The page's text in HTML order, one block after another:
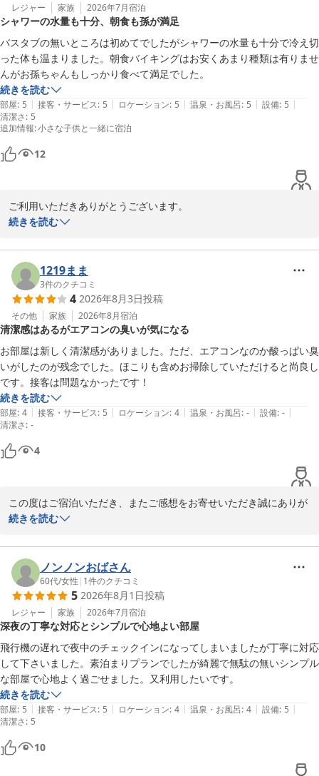
ご不快な思いをお掛けし申し訳ございませんでした。
朝食につきましては、料理の提供状況をこまめに確認し、補充のタ
イミングや量について改善に努めてまいります。
また、シャワールームのカビにつきましても、清掃・点検を徹底
し、快適にお過ごしいただける客室環境の維持に努めてまいりま
す。
貴重なご意見をお寄せいただき、ありがとうございました。
また札幌へお越しの際には、当ホテルをご利用いただけましたら幸
いでございます。
スマイルホテル札幌すすきの南
2026-08-06
レジャー 家族 2026年7月宿泊
シャワーの水量も十分、朝食も孫が満足
バスタブの無いところは初めてでしたがシャワーの水量も十分で冷え切
った体も温まりました。朝食バイキングはお安くあまり種類は有りませ
続きを読む
部屋: 5 | 接客・サービス: 5 | ロケーション: 5 | 温泉・お風呂: 5 | 設備: 5 |
清潔さ: 5
追加情報:小さな子供と一緒に宿泊
12
ご利用いただきありがとうございます。
お孫様もご朝食を楽しんでいただけたようで、何よりです。
今後も皆様に喜んでいただけるサービスを心がけてまいります。
またのご来店をお待ちしております。
スマイルホテル札幌すすきの南
スマイルホテル札幌すすきの南
2026-08-05
続きを読む
1219まま
3件のクチコミ
4 2026年8月3日投稿
その他 家族 2026年8月宿泊
清潔感はあるがエアコンの臭いが気になる
お部屋は新しく清潔感がありました。ただ、エアコンなのか酸っぱい臭
いがしたのが残念でした。ほこりも含めお掃除していただけると尚良し
です。接客は問題なかったです！
続きを読む
部屋: 4 | 接客・サービス: 5 | ロケーション: 4 | 温泉・お風呂: - | 設備: - |
清潔さ: -
4
この度はご宿泊いただき、またご感想をお寄せいただき誠にありが
とうございます。
お部屋の清潔感やスタッフの対応についてお褒めのお言葉をいただ
き、大変嬉しく存じます。
一方で、エアコンの臭いによりご不快な思いをおかけし、申し訳ご
ざいませんでした。ご指摘いただいた内容を真摯に受け止め、エア
コン内部の清掃・点検を実施するとともに、今後も定期的なメンテ
ナンスを徹底し、より快適にお過ごしいただける環境づくりに努め
てまいります。
貴重なご意見をありがとうございました。またお迎えできる日をス
タッフ一同、心よりお待ちしております。
スマイルホテル札幌すすきの南　フロント
スマイルホテル札幌すすきの南
続きを読む
ノンノンおばさん
60代/女性 | 1件のクチコミ
5 2026年8月1日投稿
レジャー 家族 2026年7月宿泊
深夜の丁寧な対応とシンプルで心地よい部屋
飛行機の遅れで夜中のチェックインになってしまいましたが丁寧に対応
して下さいました。素泊まりプランでしたが綺麗で無駄の無いシンプル
な部屋で心地よく過ごせました。又利用したいです。
続きを読む
部屋: 5 | 接客・サービス: 5 | ロケーション: 4 | 温泉・お風呂: 4 | 設備: 5 |
清潔さ: 5
10